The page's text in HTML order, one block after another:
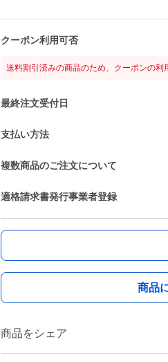
クーポン利用可否
送料割引済みの商品のため、クーポンの利
最終注文受付日
支払い方法
複数商品のご注文について
適格請求書発行事業者登録
商品
商品をシェア